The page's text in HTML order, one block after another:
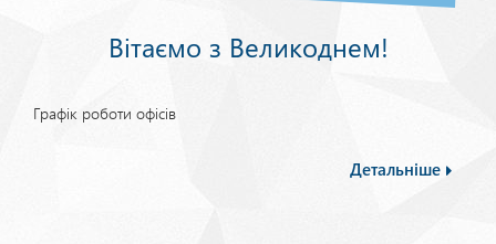
Вітаємо з Великоднем!
Графік роботи офісів
Детальніше